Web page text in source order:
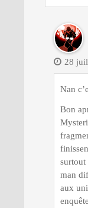
28
Nan
Bon
surtout
man
aux